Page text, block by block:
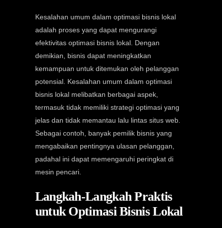
Kesalahan umum dalam optimasi bisnis lokal
adalah proses yang dapat mengurangi
efektivitas optimasi bisnis lokal. Dengan
demikian, bisnis dapat meningkatkan
kemampuan untuk ditemukan oleh pelanggan
potensial. Kesalahan umum dalam optimasi
bisnis lokal melibatkan berbagai aspek,
termasuk tidak memiliki strategi optimasi yang
jelas dan tidak memantau lalu lintas situs web.
Sebagai contoh, banyak pemilik bisnis yang
mengabaikan pentingnya ulasan pelanggan,
padahal ini dapat memengaruhi peringkat di
mesin pencari.
Langkah-Langkah Praktis
untuk Optimasi Bisnis Lokal